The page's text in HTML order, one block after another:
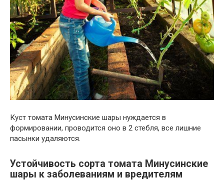
Куст томата Минусинские шары нуждается в
формировании, проводится оно в 2 стебля, все лишние
пасынки удаляются.
Устойчивость сорта томата Минусинские
шары к заболеваниям и вредителям